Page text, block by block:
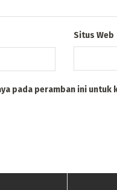
Situs Web
pada peramban ini